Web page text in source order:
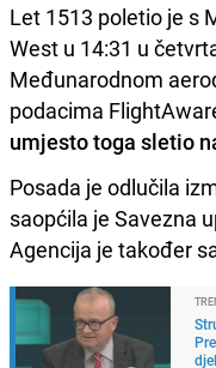
Let 1513 poletio je s
West u 14:31 u
Međunarodnom
podacima
umjesto toga sletio
Posada je odlučila
saopćila je Savezna
Agencija je također